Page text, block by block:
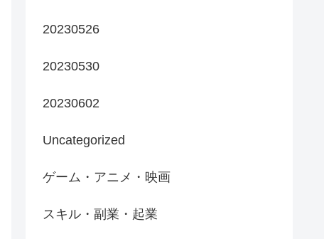
20230526
20230530
20230602
Uncategorized
ゲーム・アニメ・映画
スキル・副業・起業